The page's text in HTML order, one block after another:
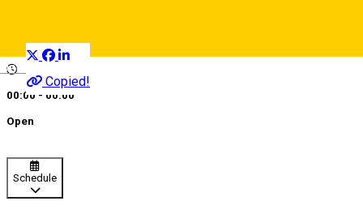
Deutsch
Copied!
00:00 - 00:00
Open
Schedule